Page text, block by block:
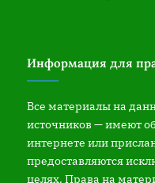
Информация для
Все материалы на
источников — имеют
интернете или
предоставляются
целях. Права на